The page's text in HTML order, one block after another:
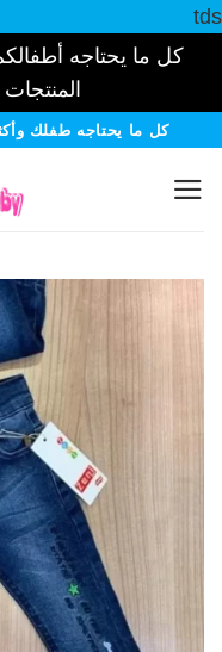
tds
كل ما يحتاجه
تخطيكل ما يحتاجه طفلك